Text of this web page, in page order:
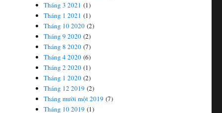
Tháng 3 2021 (1)
Tháng 1 2021 (1)
Tháng 10 2020 (2)
Tháng 9 2020 (2)
Tháng 8 2020 (7)
Tháng 4 2020 (6)
Tháng 2 2020 (1)
Tháng 1 2020 (2)
Tháng 12 2019 (2)
Tháng mười một 2019 (7)
Tháng 10 2019 (1)